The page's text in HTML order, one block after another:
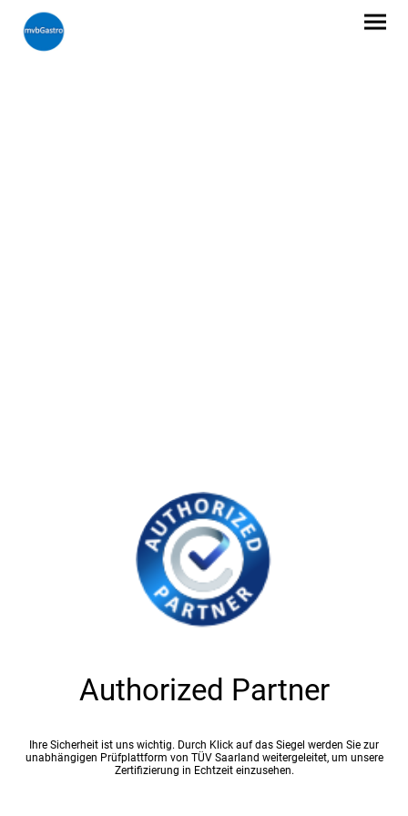
Authorized Partner
Ihre Sicherheit ist uns wichtig. Durch Klick auf das Siegel werden Sie zur
unabhängigen Prüfplattform von TÜV Saarland weitergeleitet, um unsere
Zertifizierung in Echtzeit einzusehen.